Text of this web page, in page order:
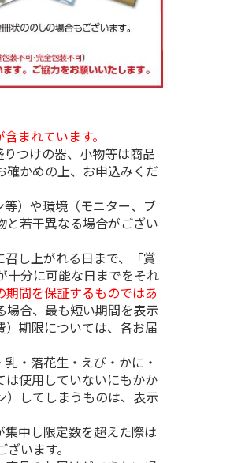
まれています。
つけの器、小物等は商品
確かめの上、お申込みくだ
）や環境（モニター、ブ
と若干異なる場合がござい
し上がれる日まで、「賞
十分に可能な日までをそれ
期間を保証するものではあ
場合、最も短い期間を表示
）期限については、各お届
・落花生・えび・かに・
は使用していないにもかか
）してしまうものは、表示
中し限定数を超えた際は
います。